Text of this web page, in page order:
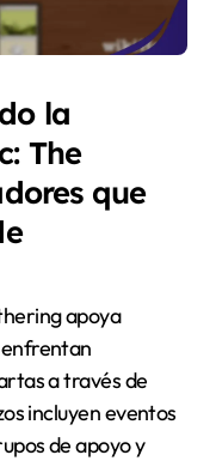
la
The
que
apoya
a través de
incluyen eventos
de apoyo y